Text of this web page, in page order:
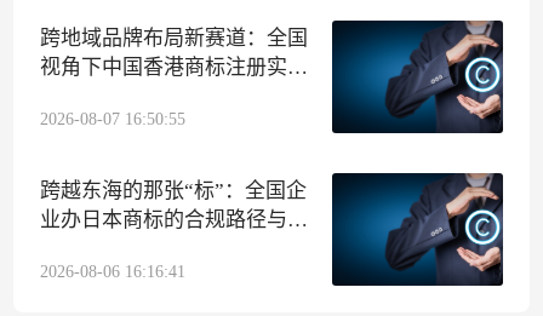
跨地域品牌布局新赛道：全国
视角下中国香港商标注册实操
2026-08-07 16:50:55
跨越东海的那张“标”：全国企
业办日本商标的合规路径与孵
2026-08-06 16:16:41